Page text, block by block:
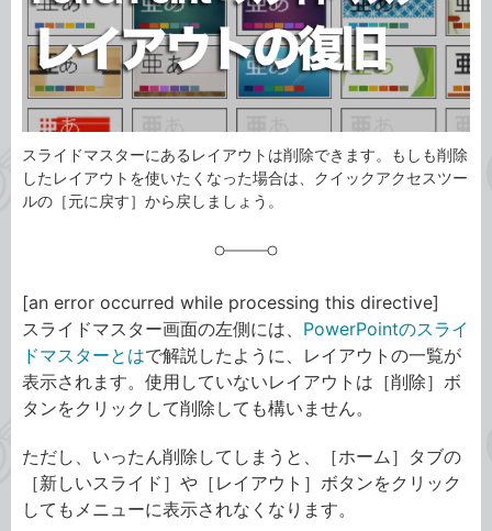
スライドマスターにあるレイアウトは削除できます。もしも削除
したレイアウトを使いたくなった場合は、クイックアクセスツー
ルの［元に戻す］から戻しましょう。
[an error occurred while processing this directive]
スライドマスター画面の左側には、 PowerPointのスライ
ドマスターとはで解説したように、レイアウトの一覧が
表示されます。使用していないレイアウトは［削除］ボ
タンをクリックして削除しても構いません。
ただし、いったん削除してしまうと、［ホーム］タブの
［新しいスライド］や［レイアウト］ボタンをクリック
してもメニューに表示されなくなります。